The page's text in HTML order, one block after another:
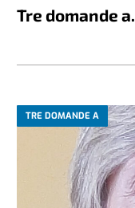
Tre domande
TRE DOMANDE A